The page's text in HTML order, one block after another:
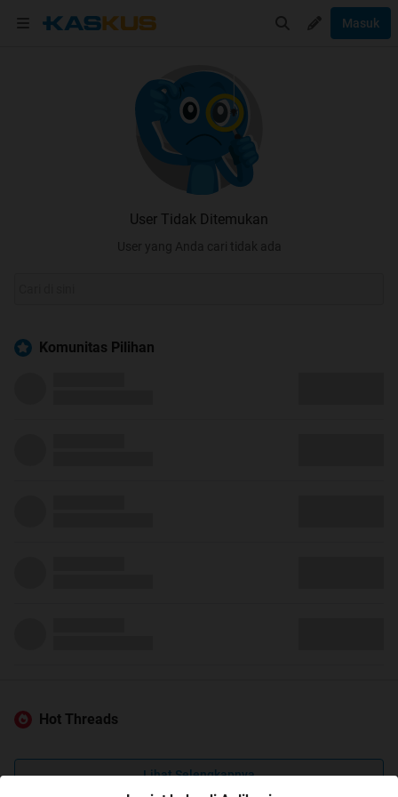
Masuk
User Tidak Ditemukan
User yang Anda cari tidak ada
Komunitas Pilihan
Hot Threads
Lihat Selengkapnya